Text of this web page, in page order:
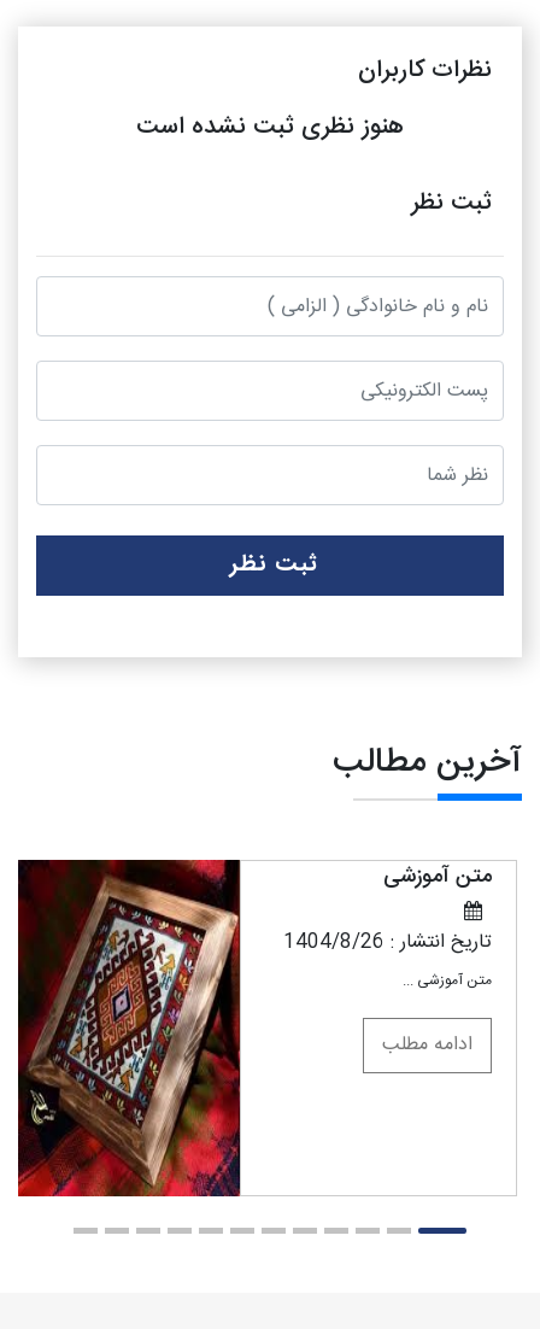
نظرات کاربران
هنوز نظری ثبت نشده است
ثبت نظر
آخرین مطالب
متن آموزشی
تاریخ انتشار : 1404/8/26
متن آموزشی...
ادامه مطلب